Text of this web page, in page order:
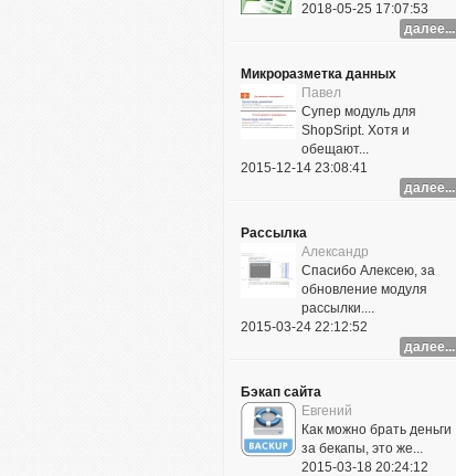
2018-05-25 17:07:53
далее...
Микроразметка данных
Павел
Супер модуль для
ShopSript. Хотя и
обещают...
2015-12-14 23:08:41
далее...
Рассылка
Александр
Спасибо Алексею, за
обновление модуля
рассылки....
2015-03-24 22:12:52
далее...
Бэкап сайта
Евгений
Как можно брать деньги
за бекапы, это же...
2015-03-18 20:24:12